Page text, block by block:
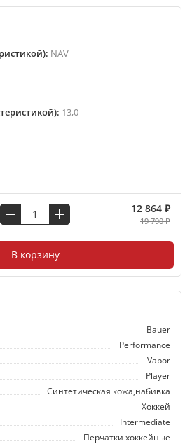
: NAV
: 13,0
12 864 ₽
19 790 ₽
В корзину
Bauer
Performance
Vapor
Player
Синтетическая кожа,набивка
Хоккей
Intermediate
Перчатки хоккейные